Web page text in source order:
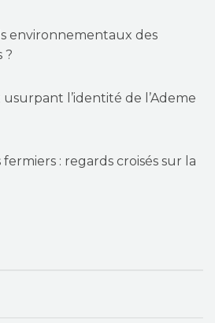
environnementaux des
?
l’identité de l’Ademe
: regards croisés sur la